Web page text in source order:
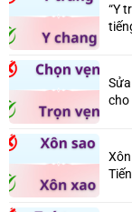
“Y
cho